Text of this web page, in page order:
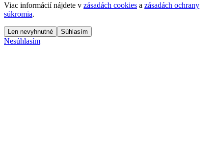
Viac informácií nájdete v zásadách cookies a zásadách ochrany
súkromia.
Len nevyhnutné Súhlasím
Nesúhlasím